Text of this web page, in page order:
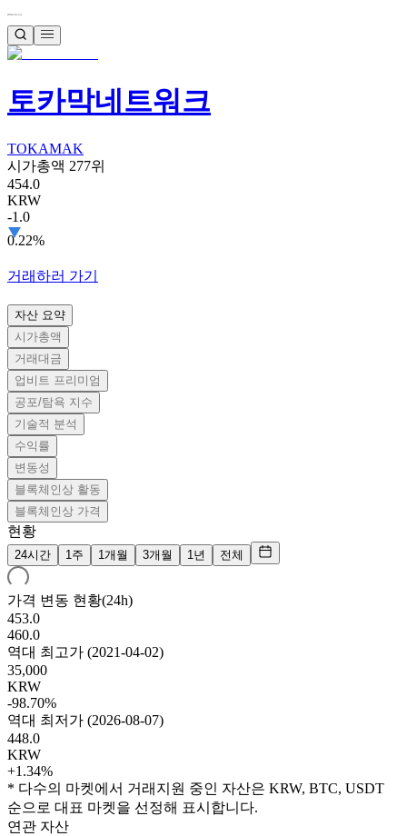
토카막네트워크
TOKAMAK
시가총액 277위
454.0
KRW
-1.0
0.22%
거래하러 가기
자산 요약
시가총액
거래대금
업비트 프리미엄
공포/탐욕 지수
기술적 분석
수익률
변동성
블록체인상 활동
블록체인상 가격
현황
24시간 1주 1개월 3개월 1년 전체
가격 변동 현황(24h)
453.0
460.0
역대 최고가 (2021-04-02)
35,000
KRW
-98.70%
역대 최저가 (2026-08-07)
448.0
KRW
+1.34%
* 다수의 마켓에서 거래지원 중인 자산은 KRW, BTC, USDT
순으로 대표 마켓을 선정해 표시합니다.
연관 자산